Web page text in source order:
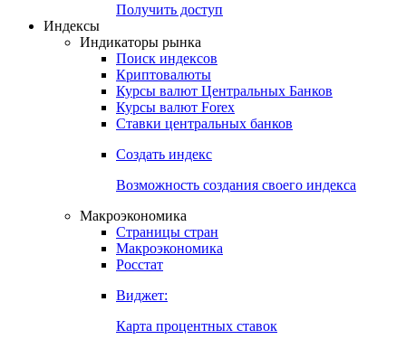
Получить доступ
Индексы
Индикаторы рынка
Поиск индексов
Криптовалюты
Курсы валют Центральных Банков
Курсы валют Forex
Ставки центральных банков
Создать индекс
Возможность создания своего индекса
Макроэкономика
Страницы стран
Макроэкономика
Росстат
Виджет:
Карта процентных ставок